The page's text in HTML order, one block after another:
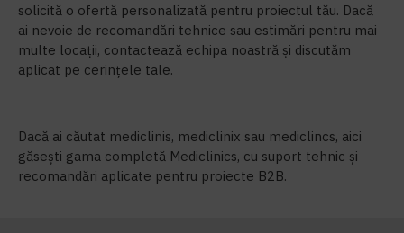
solicită o ofertă personalizată pentru proiectul tău. Dacă
ai nevoie de recomandări tehnice sau estimări pentru mai
multe locații, contactează echipa noastră și discutăm
aplicat pe cerințele tale.
Dacă ai căutat mediclinis, mediclinix sau mediclincs, aici
găsești gama completă Mediclinics, cu suport tehnic și
recomandări aplicate pentru proiecte B2B.